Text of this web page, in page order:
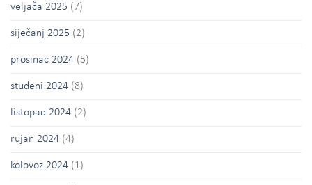
veljača 2025 (7)
siječanj 2025 (2)
prosinac 2024 (5)
studeni 2024 (8)
listopad 2024 (2)
rujan 2024 (4)
kolovoz 2024 (1)